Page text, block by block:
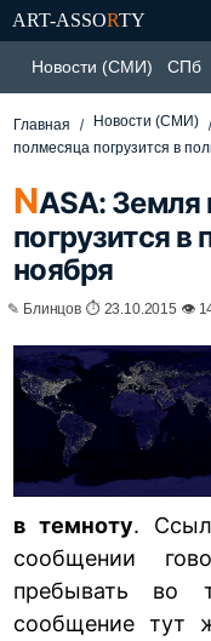
ART-ASSORTY
Новости (СМИ) СПб
Главная Новости (СМИ)
полмесяца погрузится в
NASA: Земля
погрузится в
ноября
✎ Блинцов ⏱ 23.10.2015 👁
в темноту.
сообщении
пребывать во
сообщение тут